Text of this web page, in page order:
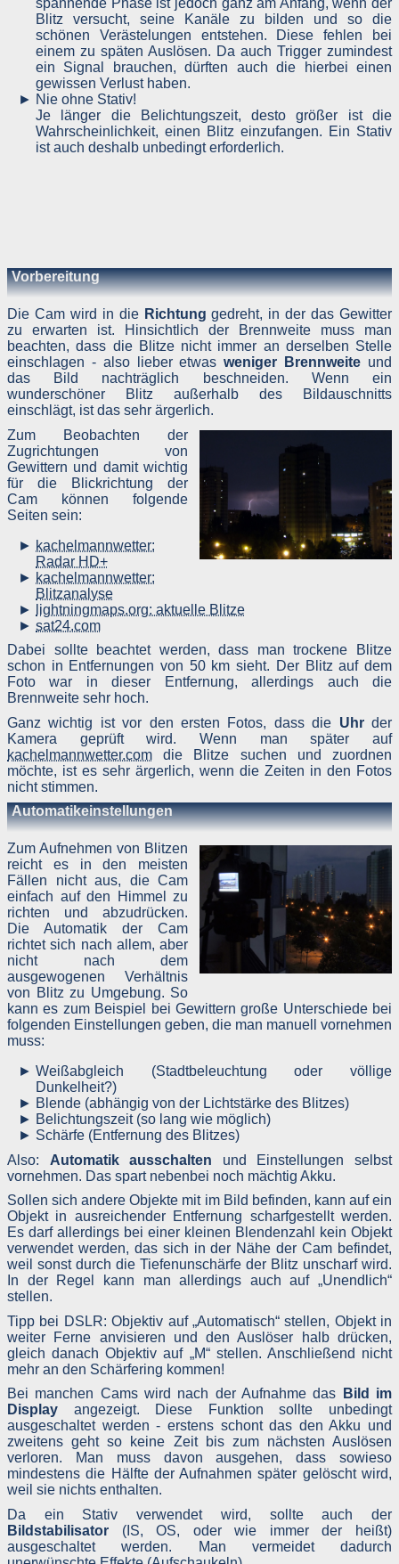
Verwendeter Browser
Verwendetes Betriebssystem
Verwendete IP-Adresse
Die Server-Logfiles werden für einige Zeit gespeichert und
anschließend gelöscht. Dies liegt in der Zuständigkeit des Providers
Strato AG, der Websitebetreiber nutzt diese Daten nicht. Strato
dazu:
DSGVO und Log-Daten: Welche Daten wir von Deinen Website-
Besuchern erheben und warum
Datenschutzinformation
Reichweitenmessung & Cookies
Eine Reichweitenmessung in diesem Sinne erfolgt durch den
Websitebetreiber nicht, es werden nur die Aufrufzahlen der Website
und der Webseiten auf der Basis der Logfiles ohne direkte
Verbindung zu Besuchern ausgewertet.
Bei Cookies handelt es sich um kleine Dateien, welche auf Ihrem
Endgerät gespeichert werden. Ihr Browser greift auf diese Dateien
zu.
Diese Website verwendet ausschließlich einen Cookie mit einer ID
(zufällige Zeichenfolge, PHPSESSID), damit Sie beim aktuellen
Besuch der Website durch die einzelnen Seiten identifiziert werden
können. Andere Daten als die ID sind nicht enthalten; der Cookie
verfällt sofort mit dem Beenden der Browsersitzung. Benötigt wird
der Cookie allerdings auch nur, wenn Sie dem Anbieter per
Kontaktformular eine Nachricht senden. So müssen Sie bei einem
Außerdem wird ein Cookie verwendet, in dem enthalten ist, dass
Sie diese Datenschutzerklärung gesehen haben, damit diese
Erklärung, dass dieser Cookie gespeichert wird, nicht bei jedem
Aufruf der Website erscheint.
Gängige Browser bieten die Einstellungsoption, Cookies nicht
zuzulassen.
Hinweis: Es ist nicht gewährleistet, dass Sie auf alle Funktionen
dieser Website ohne Einschränkungen zugreifen können, wenn Sie
entsprechende Einstellungen vornehmen. Wenn Sie dem Anbieter
keine Nachricht senden und damit leben können, dass die
Datenschutzerklärung bei jedem Aufruf der Website erscheint,
merkt man das Fehlen der Cookies sonst aber auch nicht.
Erfassung und Verarbeitung personenbezogener Daten
Als personenbezogene Daten gelten sämtliche Informationen,
welche dazu dienen, Ihre Person zu bestimmen und welche zu
Ihnen zurückverfolgt werden können – also beispielsweise Ihr
Name, Ihre E-Mail-Adresse und Telefonnummer.
Der Websitebetreiber gibt personenbezogene Daten, die in
irgendeiner Form beim Aufruf bzw. Nutzen der Website übertragen
werden sollten, grundsätzlich nicht weiter.
Für den Besuch der Website sind auch keine Angaben zu Ihrer
Person notwendig. Erst wenn Sie eine Kontaktmöglichkeit zum
Betreiber wahrnehmen, werden diese erforderlich. Diese dort
eingetragenen Angaben gelangen direkt per Mail zum Betreiber,
werden also nur während des Übertragungsvorganges auf dem
Server gespeichert und nach der Übertragung sofort gelöscht.
Die übertragenen Daten werden nur zur Bearbeitung des Vorgangs
und ansonsten nicht genutzt, also auch nicht weitergegeben.
Google Analytics
Google AdSense
Diese Website verwendet Google AdSense. Es handelt sich hierbei
um einen Dienst der Google Inc., 1600 Amphitheatre Parkway,
Werbeanzeigen. Google AdSense verwendet Cookies. Dies sind
Dateien, durch deren Speicherung dem PC Google die Daten Ihrer
Google AdSense zusätzlich Web Beacons verwendet, nicht
sichtbare Grafiken, die es Google ermöglichen, Klicks auf dieser
Website, den Verkehr auf dieser und ähnliche Informationen zu
analysieren.
Die über Cookies und Web Beacons erhaltenen Informationen, Ihre
IP-Adresse sowie die Auslieferung von Werbeformaten werden an
einen Server von Google mit Standort in den USA übermittelt und
möglicherweise an Dritte weitergeben, wenn dies gesetzlich
erforderlich ist oder Google gegenüber Dritten die
Datenverarbeitung in Auftrag gibt. Allerdings wird Google Ihre IP-
Adresse zusammen mit den anderen gespeicherten Daten
zusammenführen.
Durch entsprechende Einstellungen an Ihrem Internetbrowser
können Sie verhindern, dass die genannten Cookies auf Ihrem PC
gespeichert werden. Dadurch besteht jedoch die Möglichkeit, dass
die Inhalte dieser Website nicht mehr in gleichem Umfang genutzt
werden können. Durch die Nutzung dieser Website willigen Sie in
die Bearbeitung der zu Ihrer Person erhobenen Daten durch
Google in der zuvor beschriebenen Art und Weise und zu dem
zuvor benannten Zweck ein.
Bei dieser Website ist eingestellt, dass nicht personalisierte
Anzeigen eingeblendet werden. Das heißt, es werden
Kontextinformationen herangezogen und nicht das bisherige
Verhalten des Nutzers. Für solche Anzeigen werden zwar keine
Blitz versucht, seine Kanäle zu bilden und so die
schönen Verästelungen entstehen. Diese fehlen bei
einem zu späten Auslösen. Da auch Trigger zumindest
ein Signal brauchen, dürften auch die hierbei einen
gewissen Verlust haben.
Nie ohne Stativ!
Je länger die Belichtungszeit, desto größer ist die
Wahrscheinlichkeit, einen Blitz einzufangen. Ein Stativ
ist auch deshalb unbedingt erforderlich.
Vorbereitung
Die Cam wird in die Richtung gedreht, in der das Gewitter
zu erwarten ist. Hinsichtlich der Brennweite muss man
beachten, dass die Blitze nicht immer an derselben Stelle
einschlagen - also lieber etwasweniger Brennweite und
das Bild nachträglich beschneiden. Wenn ein
wunderschöner Blitz außerhalb des Bildauschnitts
einschlägt, ist das sehr ärgerlich.
Zum Beobachten der
Zugrichtungen von
Gewittern und damit wichtig
für die Blickrichtung der
Cam können folgende
Seiten sein:
kachelmannwetter:
Radar HD+
kachelmannwetter:
Blitzanalyse
lightningmaps.org: aktuelle Blitze
sat24.com
Dabei sollte beachtet werden, dass man trockene Blitze
schon in Entfernungen von 50 km sieht. Der Blitz auf dem
Foto war in dieser Entfernung, allerdings auch die
Brennweite sehr hoch.
Ganz wichtig ist vor den ersten Fotos, dass die Uhrder
Kamera geprüft wird. Wenn man später auf
kachelmannwetter.com die Blitze suchen und zuordnen
möchte, ist es sehr ärgerlich, wenn die Zeiten in den Fotos
nicht stimmen.
Automatikeinstellungen
Zum Aufnehmen von Blitzen
reicht es in den meisten
Fällen nicht aus, die Cam
einfach auf den Himmel zu
richten und abzudrücken.
Die Automatik der Cam
richtet sich nach allem, aber
nicht nach dem
ausgewogenen Verhältnis
von Blitz zu Umgebung. So
kann es zum Beispiel bei Gewittern große Unterschiede bei
folgenden Einstellungen geben, die man manuell vornehmen
muss:
Weißabgleich (Stadtbeleuchtung oder völlige
Dunkelheit?)
Blende (abhängig von der Lichtstärke des Blitzes)
Belichtungszeit (so lang wie möglich)
Schärfe (Entfernung des Blitzes)
Also: Automatik ausschalten und Einstellungen selbst
vornehmen. Das spart nebenbei noch mächtig Akku.
Sollen sich andere Objekte mit im Bild befinden, kann auf ein
Objekt in ausreichender Entfernung scharfgestellt werden.
Es darf allerdings bei einer kleinen Blendenzahl kein Objekt
verwendet werden, das sich in der Nähe der Cam befindet,
weil sonst durch die Tiefenunschärfe der Blitz unscharf wird.
In der Regel kann man allerdings auch auf „Unendlich“
stellen.
Tipp bei DSLR: Objektiv auf „Automatisch“ stellen, Objekt in
weiter Ferne anvisieren und den Auslöser halb drücken,
gleich danach Objektiv auf „M“ stellen. Anschließend nicht
mehr an den Schärfering kommen!
Bei manchen Cams wird nach der Aufnahme das
Bild im
Display angezeigt. Diese Funktion sollte unbedingt
ausgeschaltet werden - erstens schont das den Akku und
zweitens geht so keine Zeit bis zum nächsten Auslösen
verloren. Man muss davon ausgehen, dass sowieso
mindestens die Hälfte der Aufnahmen später gelöscht wird,
weil sie nichts enthalten.
Da ein Stativ verwendet wird, sollte auch der
Bildstabilisator (IS, OS, oder wie immer der heißt)
ausgeschaltet werden. Man vermeidet dadurch